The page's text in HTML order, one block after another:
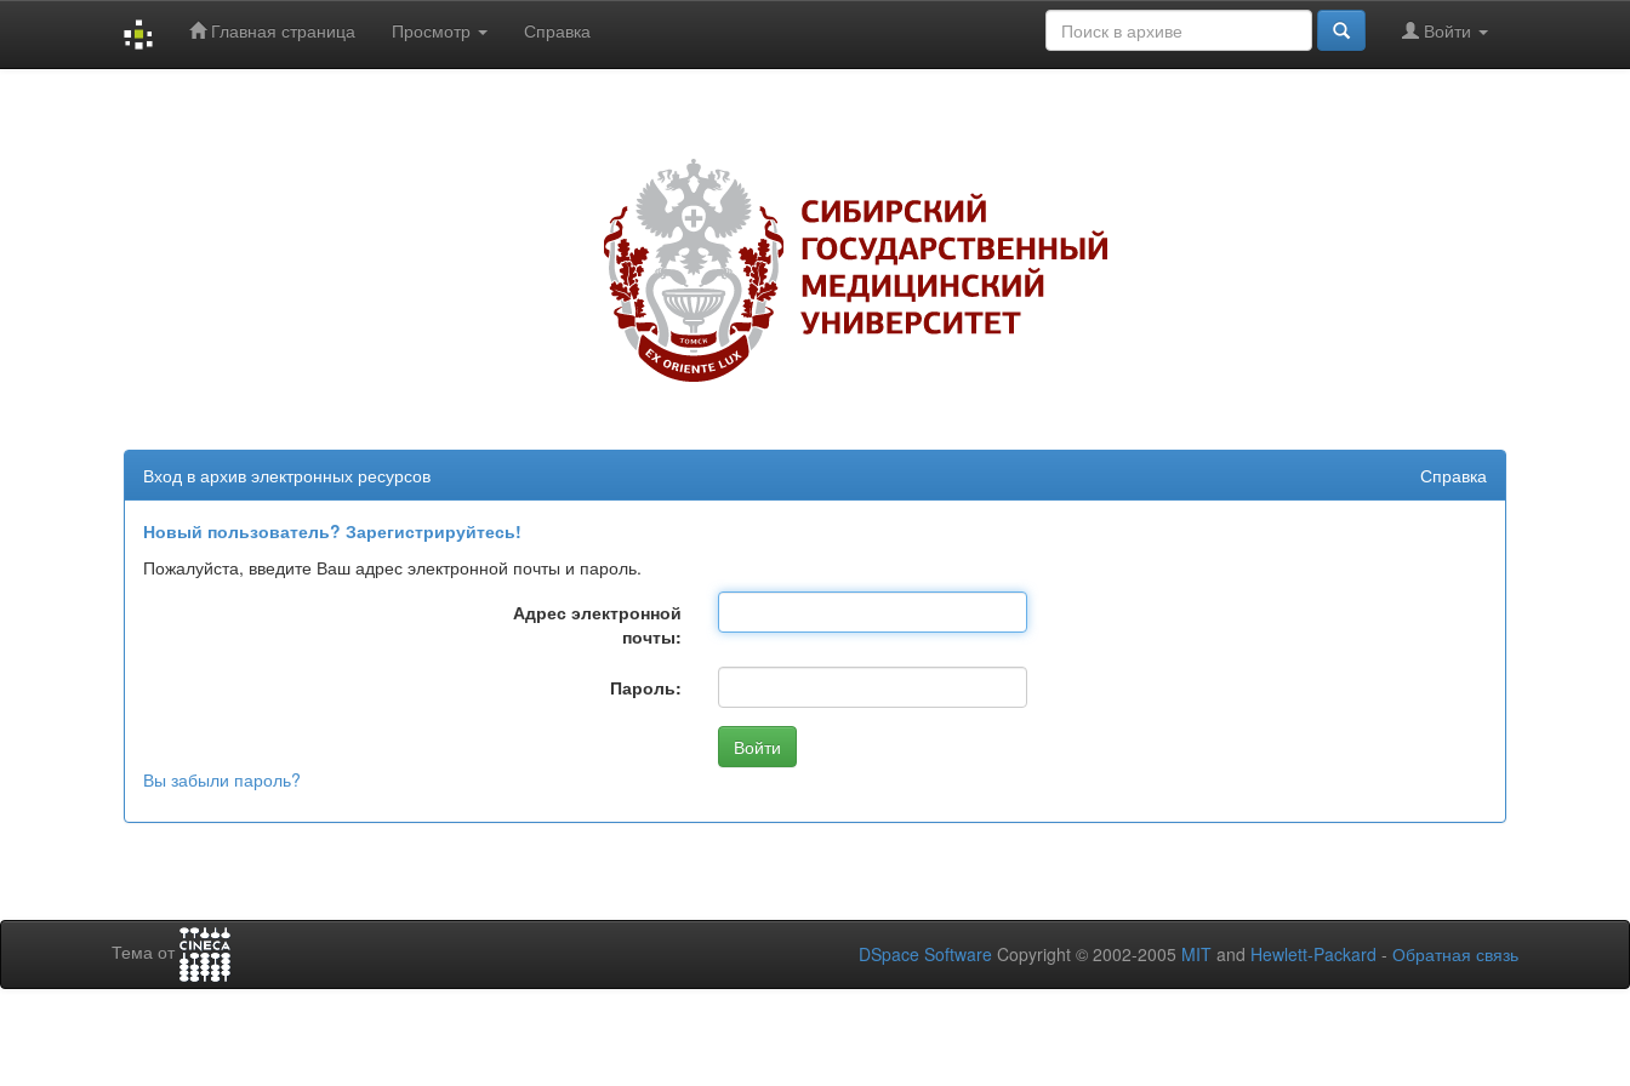
Главная страница Просмотр Справка Войти
Вход в архив электронных ресурсов Справка
Новый пользователь? Зарегистрируйтесь!
Пожалуйста, введите Ваш адрес электронной почты и пароль.
Адрес электронной
почты:
Пароль:
Вы забыли пароль?
Тема от DSpace Software Copyright © 2002-2005 MIT and Hewlett-Packard - Обратная связь